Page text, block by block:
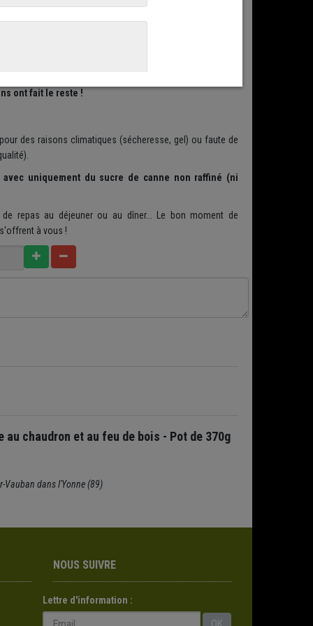
des plus affutés) que Philippe et Romain Olivier - à
confitures et compotes !
ont fait le reste !
des raisons climatiques (sécheresse, gel) ou faute de
uniquement du sucre de canne non raffiné (ni
repas au déjeuner ou au dîner... Le bon moment de
à vous !
chaudron et au feu de bois - Pot de 370g
Vauban dans l'Yonne (89)
NOUS SUIVRE
Lettre d'information :